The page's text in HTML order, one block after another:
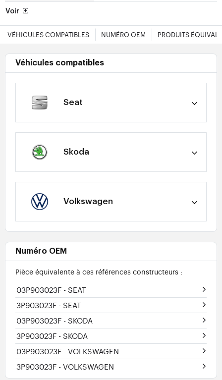
Voir
VÉHICULES COMPATIBLES NUMÉRO OEM PRODUITS
Véhicules compatibles
Seat
Skoda
Volkswagen
Numéro OEM
Pièce équivalente à ces références constructeurs :
03P903023F - SEAT
3P903023F - SEAT
03P903023F - SKODA
3P903023F - SKODA
03P903023F - VOLKSWAGEN
3P903023F - VOLKSWAGEN